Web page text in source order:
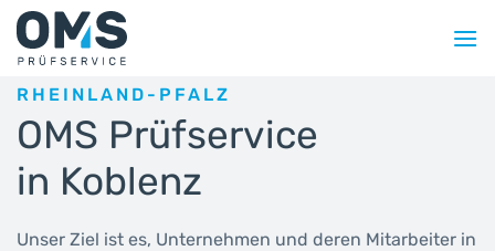
Zum
Inhalt
springen
RHEINLAND-PFALZ
OMS Prüfservice
in Koblenz
Unser Ziel ist es, Unternehmen und deren Mitarbeiter in